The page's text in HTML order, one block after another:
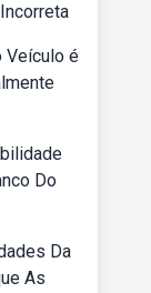
Veículo é
Do
Da
As